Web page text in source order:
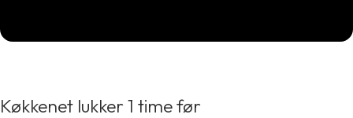
Køkkenet lukker 1 time før